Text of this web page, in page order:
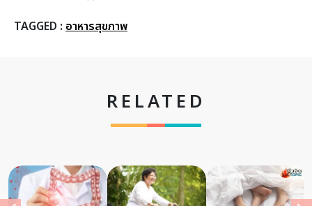
TAGGED : อาหารสุขภาพ
RELATED